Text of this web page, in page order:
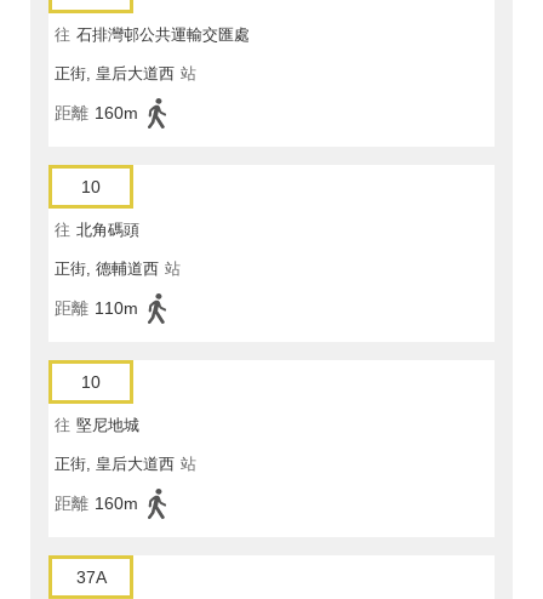
往 石排灣邨公共運輸交匯處
正街, 皇后大道西 站
距離 160m
10
往 北角碼頭
正街, 德輔道西 站
距離 110m
10
往 堅尼地城
正街, 皇后大道西 站
距離 160m
37A